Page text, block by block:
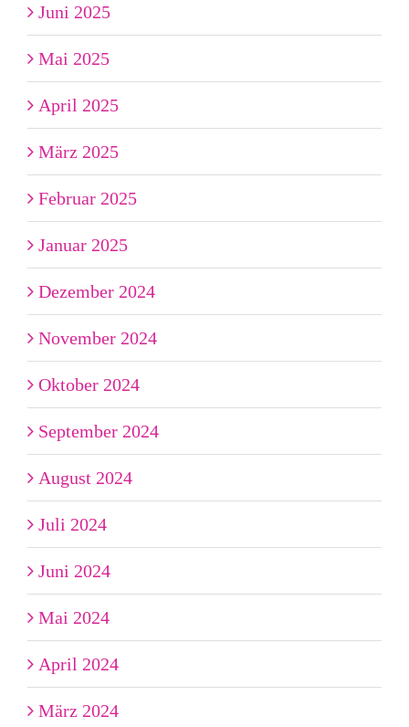
Juni 2025
Mai 2025
April 2025
März 2025
Februar 2025
Januar 2025
Dezember 2024
November 2024
Oktober 2024
September 2024
August 2024
Juli 2024
Juni 2024
Mai 2024
April 2024
März 2024